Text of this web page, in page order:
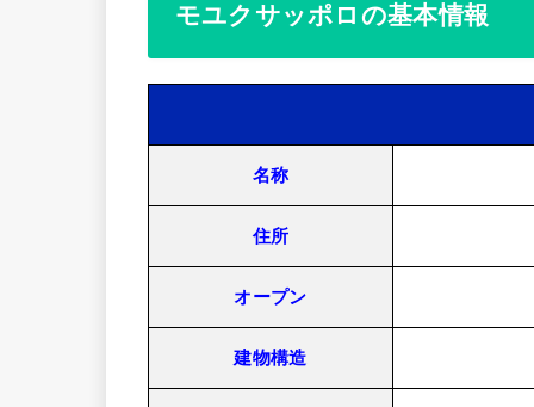
モユクサッポロの基本情報
名称
住所
オープン
建物構造